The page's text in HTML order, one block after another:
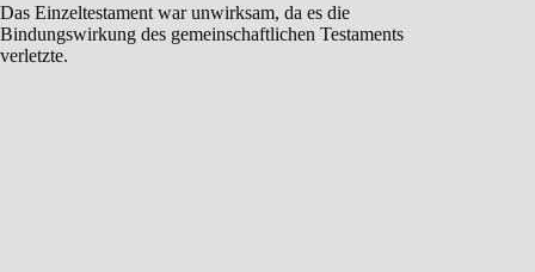
Das Einzeltestament war unwirksam, da es die
Bindungswirkung des gemeinschaftlichen Testaments
verletzte.